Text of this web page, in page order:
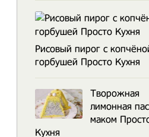
Рисовый пирог с
горбушей Просто Кухня
Творожная
лимонная
маком
Кухня